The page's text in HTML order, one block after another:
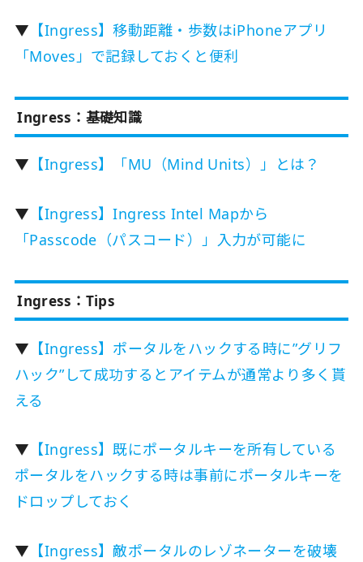
▼ 【Ingress】移動距離・歩数はiPhoneアプリ
「Moves」で記録しておくと便利
Ingress：基礎知識
▼ 【Ingress】「MU（Mind Units）」とは？
▼ 【Ingress】Ingress Intel Mapから
「Passcode（パスコード）」入力が可能に
Ingress：Tips
▼ 【Ingress】ポータルをハックする時に”グリフ
ハック”して成功するとアイテムが通常より多く貰
える
▼ 【Ingress】既にポータルキーを所有している
ポータルをハックする時は事前にポータルキーを
ドロップしておく
▼ 【Ingress】敵ポータルのレゾネーターを破壊